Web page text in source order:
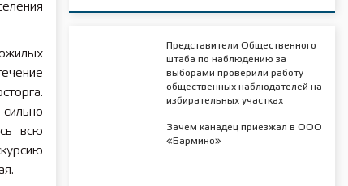
всю
Представители Общественного
штаба по наблюдению за
выборами проверили работу
общественных наблюдателей на
избирательных участках
Зачем канадец приезжал в ООО
«Бармино»